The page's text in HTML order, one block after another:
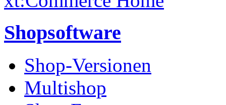
Shopsoftware
Shop-Versionen
Multishop